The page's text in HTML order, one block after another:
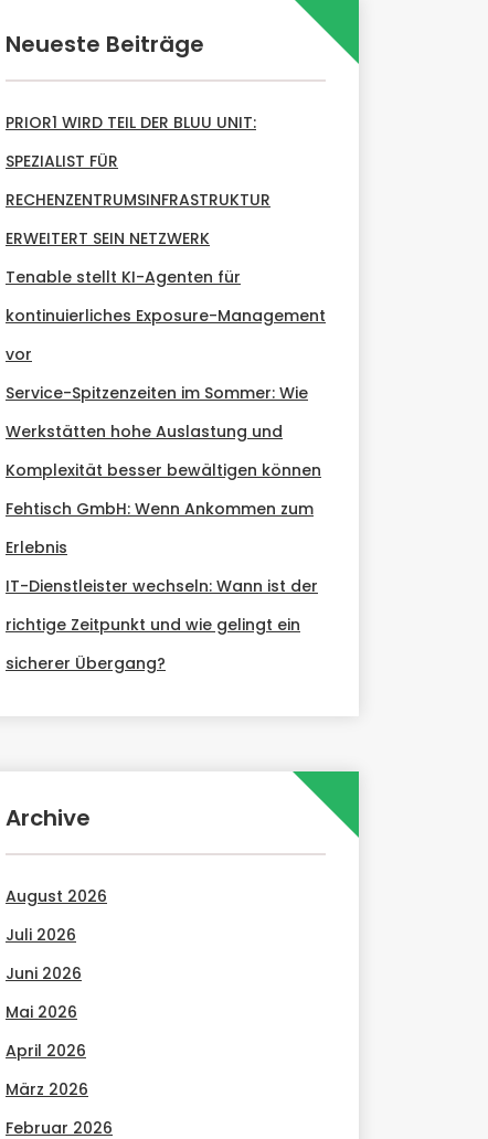
Neueste Beiträge
PRIOR1 WIRD TEIL DER BLUU UNIT:
SPEZIALIST FÜR
RECHENZENTRUMSINFRASTRUKTUR
ERWEITERT SEIN NETZWERK
Tenable stellt KI-Agenten für
kontinuierliches Exposure-Management
vor
Service-Spitzenzeiten im Sommer: Wie
Werkstätten hohe Auslastung und
Komplexität besser bewältigen können
Fehtisch GmbH: Wenn Ankommen zum
Erlebnis
IT-Dienstleister wechseln: Wann ist der
richtige Zeitpunkt und wie gelingt ein
sicherer Übergang?
Archive
August 2026
Juli 2026
Juni 2026
Mai 2026
April 2026
März 2026
Februar 2026